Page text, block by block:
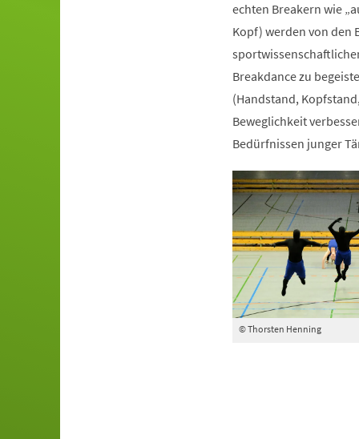
echten Breakern wie
Kopf) werden von den
Breakdance zu
(Handstand,
Beweglichkeit
Bedürfnissen junger
© Thorsten Henning